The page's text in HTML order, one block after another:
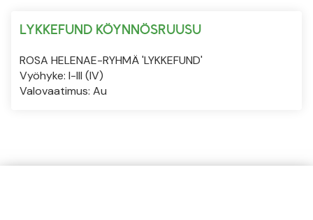
LYKKEFUND KÖYNNÖSRUUSU
ROSA HELENAE-RYHMÄ 'LYKKEFUND'
Vyöhyke: I-III (IV)
Valovaatimus: Au